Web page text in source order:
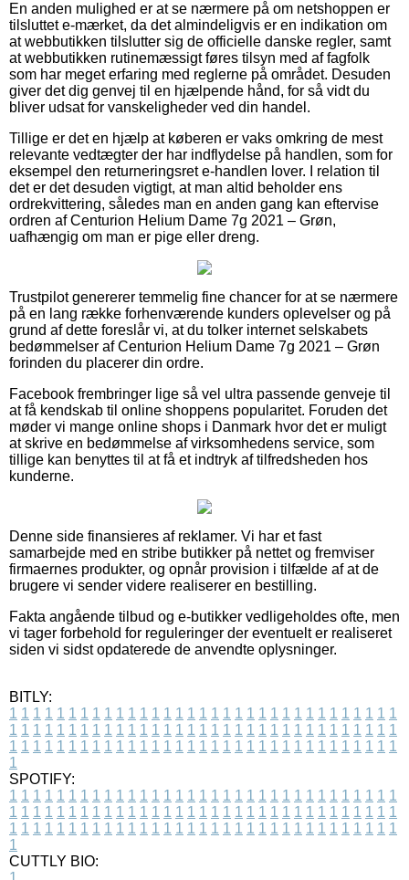
En anden mulighed er at se nærmere på om netshoppen er
tilsluttet e-mærket, da det almindeligvis er en indikation om
at webbutikken tilslutter sig de officielle danske regler, samt
at webbutikken rutinemæssigt føres tilsyn med af fagfolk
som har meget erfaring med reglerne på området. Desuden
giver det dig genvej til en hjælpende hånd, for så vidt du
bliver udsat for vanskeligheder ved din handel.
Tillige er det en hjælp at køberen er vaks omkring de mest
relevante vedtægter der har indflydelse på handlen, som for
eksempel den returneringsret e-handlen lover. I relation til
det er det desuden vigtigt, at man altid beholder ens
ordrekvittering, således man en anden gang kan eftervise
ordren af Centurion Helium Dame 7g 2021 – Grøn,
uafhængig om man er pige eller dreng.
Trustpilot genererer temmelig fine chancer for at se nærmere
på en lang række forhenværende kunders oplevelser og på
grund af dette foreslår vi, at du tolker internet selskabets
bedømmelser af Centurion Helium Dame 7g 2021 – Grøn
forinden du placerer din ordre.
Facebook frembringer lige så vel ultra passende genveje til
at få kendskab til online shoppens popularitet. Foruden det
møder vi mange online shops i Danmark hvor det er muligt
at skrive en bedømmelse af virksomhedens service, som
tillige kan benyttes til at få et indtryk af tilfredsheden hos
kunderne.
Denne side finansieres af reklamer. Vi har et fast
samarbejde med en stribe butikker på nettet og fremviser
firmaernes produkter, og opnår provision i tilfælde af at de
brugere vi sender videre realiserer en bestilling.
Fakta angående tilbud og e-butikker vedligeholdes ofte, men
vi tager forbehold for reguleringer der eventuelt er realiseret
siden vi sidst opdaterede de anvendte oplysninger.
BITLY:
1 1 1 1 1 1 1 1 1 1 1 1 1 1 1 1 1 1 1 1 1 1 1 1 1 1 1 1 1 1 1 1 1
1 1 1 1 1 1 1 1 1 1 1 1 1 1 1 1 1 1 1 1 1 1 1 1 1 1 1 1 1 1 1 1 1
1 1 1 1 1 1 1 1 1 1 1 1 1 1 1 1 1 1 1 1 1 1 1 1 1 1 1 1 1 1 1 1 1
1
SPOTIFY:
1 1 1 1 1 1 1 1 1 1 1 1 1 1 1 1 1 1 1 1 1 1 1 1 1 1 1 1 1 1 1 1 1
1 1 1 1 1 1 1 1 1 1 1 1 1 1 1 1 1 1 1 1 1 1 1 1 1 1 1 1 1 1 1 1 1
1 1 1 1 1 1 1 1 1 1 1 1 1 1 1 1 1 1 1 1 1 1 1 1 1 1 1 1 1 1 1 1 1
1
CUTTLY BIO: